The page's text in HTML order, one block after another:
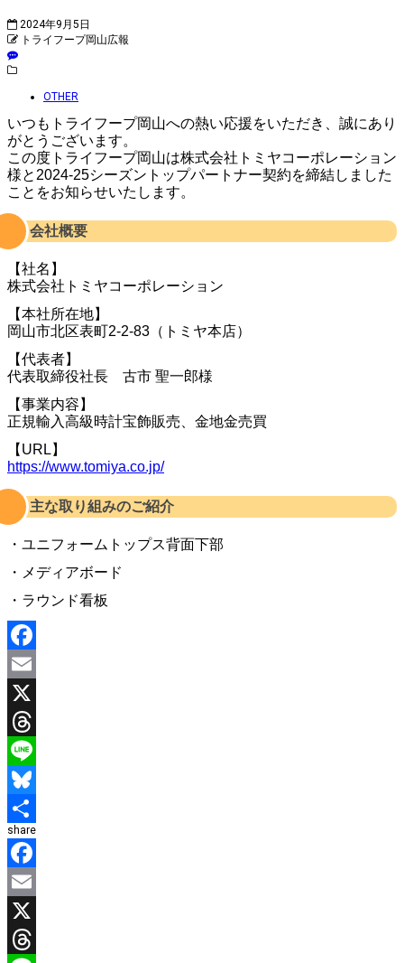
2024年9月5日
トライフープ岡山広報
OTHER
いつもトライフープ岡山への熱い応援をいただき、誠にあり
がとうございます。
この度トライフープ岡山は株式会社トミヤコーポレーション
様と2024-25シーズントップパートナー契約を締結しました
ことをお知らせいたします。
会社概要
【社名】
株式会社トミヤコーポレーション
【本社所在地】
岡山市北区表町2-2-83（トミヤ本店）
【代表者】
代表取締役社長 古市 聖一郎様
【事業内容】
正規輸入高級時計宝飾販売、金地金売買
【URL】
https://www.tomiya.co.jp/
主な取り組みのご紹介
・ユニフォームトップス背面下部
・メディアボード
・ラウンド看板
Facebook
Email
X
Threads
Line
Bluesky
共
有
share
Facebook
Email
X